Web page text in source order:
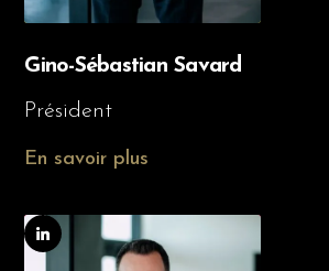
Gino-Sébastian Savard
Président
En savoir plus